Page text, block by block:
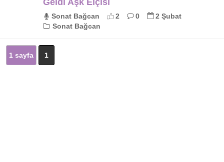
Geldi Aşk Elçisi
Sonat Bağcan 2 0
2 Şubat
Sonat Bağcan
1 sayfa 1